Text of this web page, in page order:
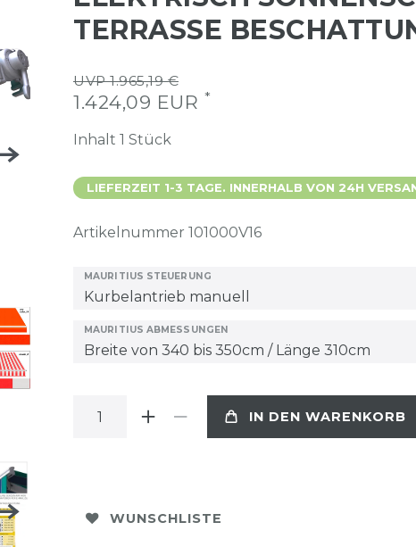
TERRASSE
UVP 1.965,19 €
1.424,09 EUR *
Inhalt 1 Stück
LIEFERZEIT 1-3 TAGE. INNERHALB VON 24H
Artikelnummer 101000V16
MAURITIUS STEUERUNG
MAURITIUS ABMESSUNGEN
IN DEN WARENKORB
WUNSCHLISTE